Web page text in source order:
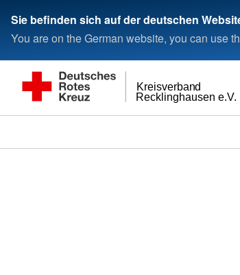
Sie befinden sich auf der deutschen
You are on the German website, you can use
Recklinghausen e.V.
Kreisverband